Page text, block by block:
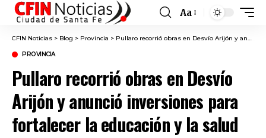
Font
Resizer
Aa
CFIN Noticias > Blog > Provincia > Pullaro recorrió obras en Desvío Arijón y anunció inversiones para fortalecer la educación y la salud
PROVINCIA
Pullaro recorrió obras en Desvío
Arijón y anunció inversiones para
fortalecer la educación y la salud